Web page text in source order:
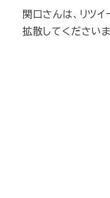
関口さんは、リツ
拡散してください